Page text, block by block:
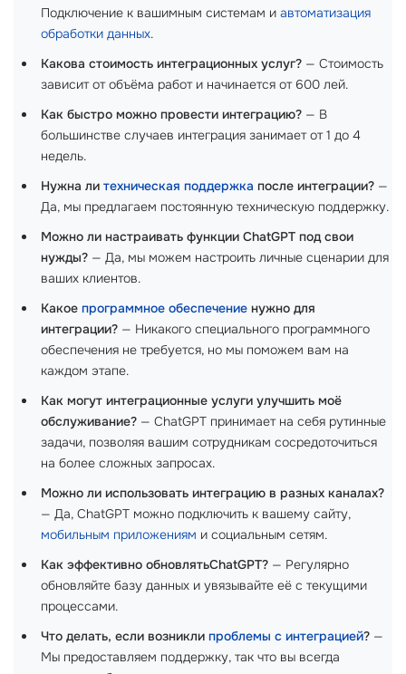
Подключение к вашимным системам и автоматизация
обработки данных.
Какова стоимость интеграционных услуг? — Стоимость
зависит от объёма работ и начинается от 600 лей.
Как быстро можно провести интеграцию? — В
большинстве случаев интеграция занимает от 1 до 4
недель.
Нужна ли техническая поддержка после интеграции? —
Да, мы предлагаем постоянную техническую поддержку.
Можно ли настраивать функции ChatGPT под свои
нужды? — Да, мы можем настроить личные сценарии для
ваших клиентов.
Какое программное обеспечение нужно для
интеграции? — Никакого специального программного
обеспечения не требуется, но мы поможем вам на
каждом этапе.
Как могут интеграционные услуги улучшить моё
обслуживание? — ChatGPT принимает на себя рутинные
задачи, позволяя вашим сотрудникам сосредоточиться
на более сложных запросах.
Можно ли использовать интеграцию в разных каналах?
— Да, ChatGPT можно подключить к вашему сайту,
мобильным приложениям и социальным сетям.
Как эффективно обновлятьChatGPT? — Регулярно
обновляйте базу данных и увязывайте её с текущими
процессами.
Что делать, если возникли проблемы с интеграцией? —
Мы предоставляем поддержку, так что вы всегда